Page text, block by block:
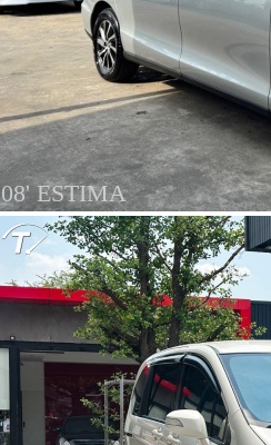
08' ESTIMA